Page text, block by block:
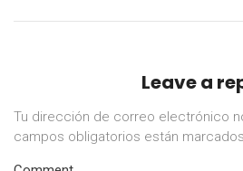
Leave a
Tu dirección de correo electrónico
campos obligatorios están